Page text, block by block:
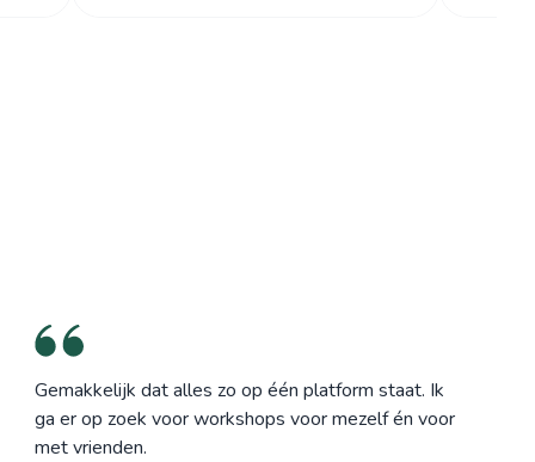
Gemakkelijk dat alles zo op één platform staat. Ik
ga er op zoek voor workshops voor mezelf én voor
met vrienden.